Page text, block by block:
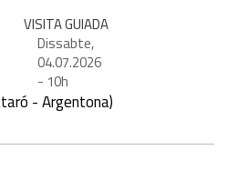
VISITA GUIADA
Dissabte,
04.07.2026
- 10h
- Argentona)